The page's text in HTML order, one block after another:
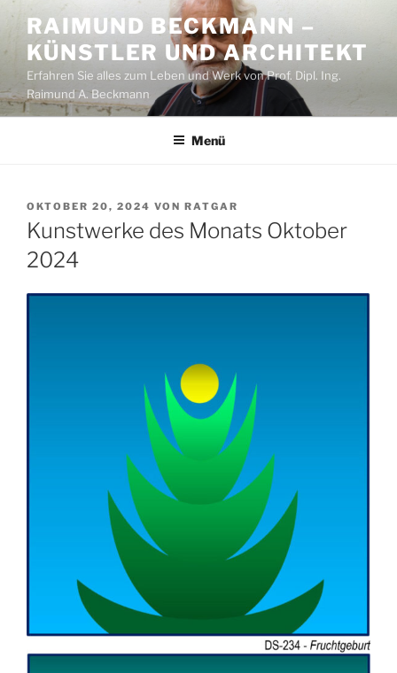
Inhalt
springen
RAIMUND BECKMANN –
KÜNSTLER UND ARCHITEKT
Erfahren Sie alles zum Leben und Werk von Prof. Dipl. Ing.
Raimund A. Beckmann
Menü
VERÖFFENTLICHT
AM
OKTOBER 20, 2024 VON RATGAR
Kunstwerke des Monats Oktober
2024